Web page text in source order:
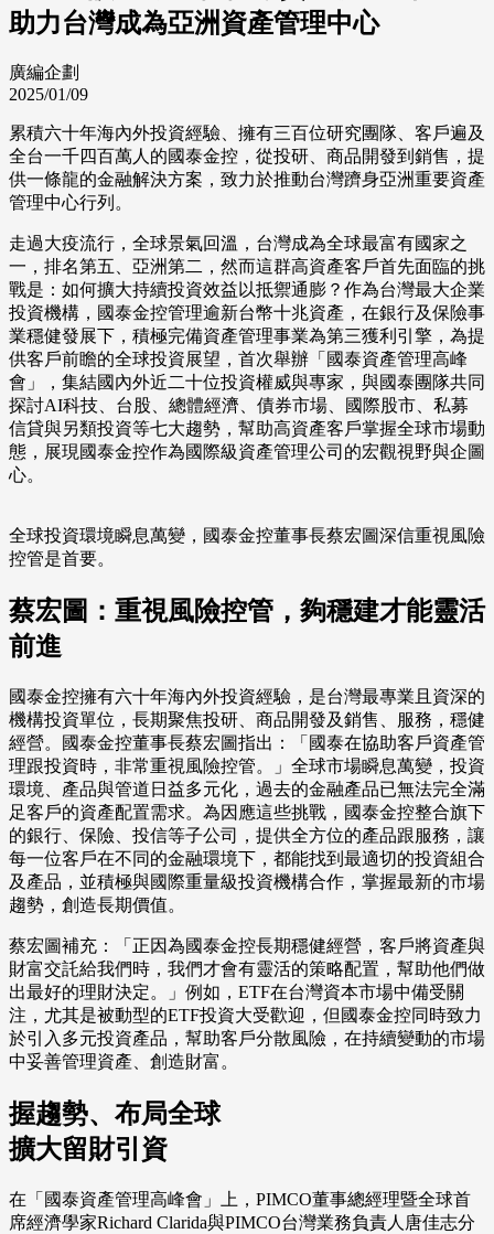
助力台灣成為亞洲資產管理中心
廣編企劃
2025/01/09
累積六十年海內外投資經驗、擁有三百位研究團隊、客戶遍及
全台一千四百萬人的國泰金控，從投研、商品開發到銷售，提
供一條龍的金融解決方案，致力於推動台灣躋身亞洲重要資產
管理中心行列。
走過大疫流行，全球景氣回溫，台灣成為全球最富有國家之
一，排名第五、亞洲第二，然而這群高資產客戶首先面臨的挑
戰是：如何擴大持續投資效益以抵禦通膨？作為台灣最大企業
投資機構，國泰金控管理逾新台幣十兆資產，在銀行及保險事
業穩健發展下，積極完備資產管理事業為第三獲利引擎，為提
供客戶前瞻的全球投資展望，首次舉辦「國泰資產管理高峰
會」，集結國內外近二十位投資權威與專家，與國泰團隊共同
探討AI科技、台股、總體經濟、債券市場、國際股市、私募
信貸與另類投資等七大趨勢，幫助高資產客戶掌握全球市場動
態，展現國泰金控作為國際級資產管理公司的宏觀視野與企圖
心。
全球投資環境瞬息萬變，國泰金控董事長蔡宏圖深信重視風險
控管是首要。
蔡宏圖：重視風險控管，夠穩建才能靈活
前進
國泰金控擁有六十年海內外投資經驗，是台灣最專業且資深的
機構投資單位，長期聚焦投研、商品開發及銷售、服務，穩健
經營。國泰金控董事長蔡宏圖指出：「國泰在協助客戶資產管
理跟投資時，非常重視風險控管。」全球市場瞬息萬變，投資
環境、產品與管道日益多元化，過去的金融產品已無法完全滿
足客戶的資產配置需求。為因應這些挑戰，國泰金控整合旗下
的銀行、保險、投信等子公司，提供全方位的產品跟服務，讓
每一位客戶在不同的金融環境下，都能找到最適切的投資組合
及產品，並積極與國際重量級投資機構合作，掌握最新的市場
趨勢，創造長期價值。
蔡宏圖補充：「正因為國泰金控長期穩健經營，客戶將資產與
財富交託給我們時，我們才會有靈活的策略配置，幫助他們做
出最好的理財決定。」例如，ETF在台灣資本市場中備受關
注，尤其是被動型的ETF投資大受歡迎，但國泰金控同時致力
於引入多元投資產品，幫助客戶分散風險，在持續變動的市場
中妥善管理資產、創造財富。
握趨勢、布局全球
擴大留財引資
在「國泰資產管理高峰會」上，PIMCO董事總經理暨全球首
席經濟學家Richard Clarida與PIMCO台灣業務負責人唐佳志分